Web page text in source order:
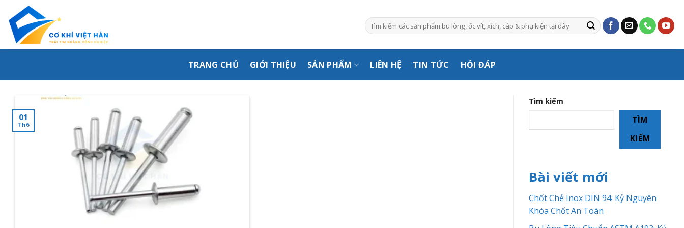
content
Tìm
kiếm:
TRANG CHỦ GIỚI THIỆU SẢN PHẨM LIÊN HỆ TIN TỨC HỎI ĐÁP
01
Th6
Tìm kiếm
TÌM
KIẾM
Bài viết mới
Chốt Chẻ Inox DIN 94: Kỷ Nguyên
Khóa Chốt An Toàn